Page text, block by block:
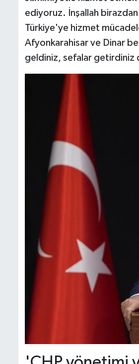
ediyoruz. İnşallah birazdan
Türkiye'ye hizmet
Afyonkarahisar ve Dinar
geldiniz, sefalar getirdiniz